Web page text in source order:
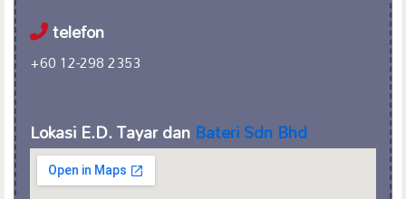
telefon
+60 12-298 2353
Lokasi E.D. Tayar danBateri Sdn Bhd